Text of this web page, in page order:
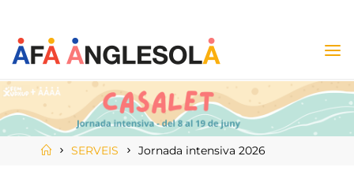
SERVEIS Jornada intensiva 2026